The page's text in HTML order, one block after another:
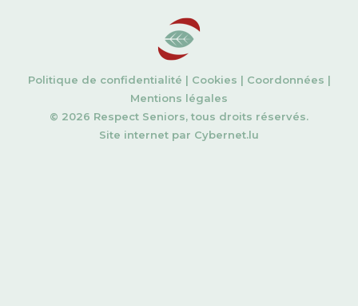
Politique de confidentialité | Cookies | Coordonnées |
Mentions légales
© 2026 Respect Seniors, tous droits réservés.
Site internet par Cybernet.lu